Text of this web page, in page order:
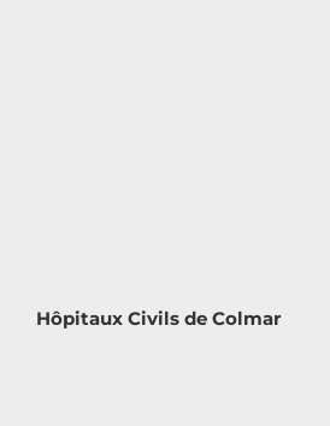
Hôpitaux Civils de Colmar